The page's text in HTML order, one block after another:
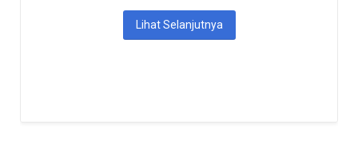
Lihat Selanjutnya